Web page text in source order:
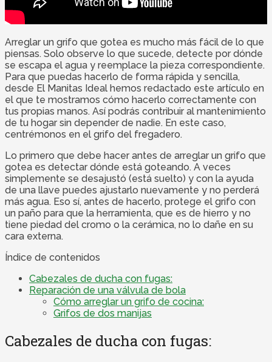
Arreglar un grifo que gotea es mucho más fácil de lo que
piensas. Solo observe lo que sucede, detecte por dónde
se escapa el agua y reemplace la pieza correspondiente.
Para que puedas hacerlo de forma rápida y sencilla,
desde El Manitas Ideal hemos redactado este artículo en
el que te mostramos cómo hacerlo correctamente con
tus propias manos. Así podrás contribuir al mantenimiento
de tu hogar sin depender de nadie. En este caso,
centrémonos en el grifo del fregadero.
Lo primero que debe hacer antes de arreglar un grifo que
gotea es detectar dónde está goteando. A veces
simplemente se desajustó (está suelto) y con la ayuda
de una llave puedes ajustarlo nuevamente y no perderá
más agua. Eso sí, antes de hacerlo, protege el grifo con
un paño para que la herramienta, que es de hierro y no
tiene piedad del cromo o la cerámica, no lo dañe en su
cara externa.
Índice de contenidos
Cabezales de ducha con fugas:
Reparación de una válvula de bola
Cómo arreglar un grifo de cocina:
Grifos de dos manijas
Cabezales de ducha con fugas: